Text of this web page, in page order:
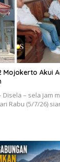
Mojokerto Akui
– sela jam
Rabu (5/7/26)